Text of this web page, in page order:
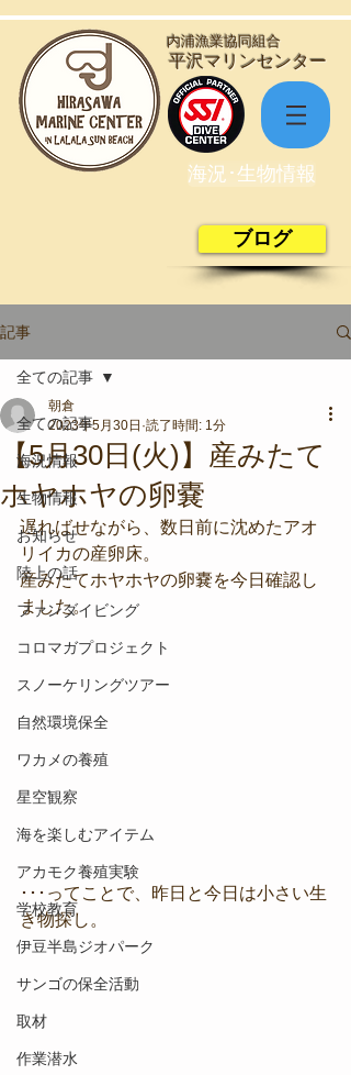
​平沢マリンセンター
​内浦漁業協同組合
海況･生物情報
ブログ
記事
全ての記事
海況情報
生物情報
お知らせ
陸上の話
ファンダイビング
コロマガプロジェクト
スノーケリングツアー
自然環境保全
ワカメの養殖
星空観察
海を楽しむアイテム
アカモク養殖実験
学校教育
伊豆半島ジオパーク
サンゴの保全活動
取材
作業潜水
全ての記事
【5月30日(火)】産みたて
ホヤホヤの卵嚢
朝倉
2023年5月30日 読了時間: 1分
遅ればせながら、数日前に沈めたアオ
リイカの産卵床。
産みたてホヤホヤの卵嚢を今日確認し
ました。
･･･ってことで、昨日と今日は小さい生
き物探し。